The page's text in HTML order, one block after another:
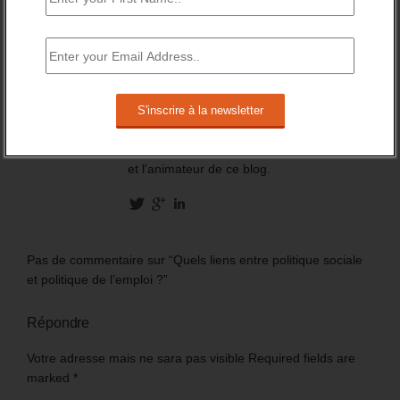
Description de l'auteur
Daniel Lamar mène des missions dans le
domaine des politiques et stratégies
concernant les questions de jeunesse, de
l’orientation professionnelle, de la
formation professionnelle, de l’emploi et du
et l'animateur de ce blog.
Pas de commentaire sur “Quels liens entre politique sociale
et politique de l’emploi ?”
Répondre
Votre adresse mais ne sara pas visible Required fields are
marked *